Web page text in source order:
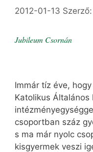
2012-01-13 Szerző:
Jubileum Csornán
Immár tíz éve,
Katolikus Általános
csoportban száz
s ma már nyolc
kisgyermek veszi